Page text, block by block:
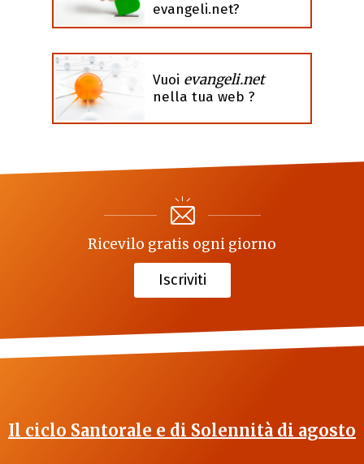
evangeli.net?
Vuoi evangeli.net
nella tua web ?
Ricevilo gratis ogni giorno
Iscriviti
Il ciclo Santorale e di Solennità di agosto